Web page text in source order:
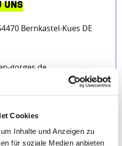
Cookies
Inhalte und Anzeigen zu
für soziale Medien anbieten
UNS
Bernkastel-Kues DE
gorges.de
00:00 - 24:00
00:00 - 24:00